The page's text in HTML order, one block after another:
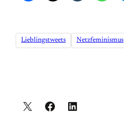
Lieblingstweets Netzfeminismus